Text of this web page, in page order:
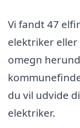
Vi fandt 47
elektriker eller
omegn
du vil udvide
elektriker.